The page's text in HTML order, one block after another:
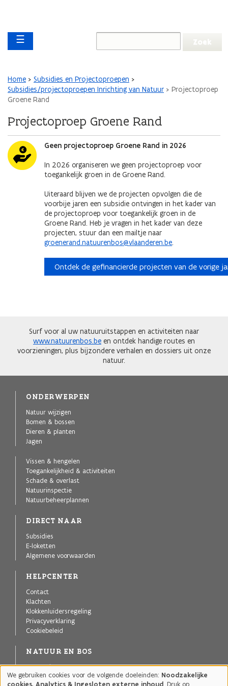
gaan
Main navigation
☰
Kruimelpad
Home
Subsidies en Projectoproepen
Subsidies/projectoproepen Inrichting van Natuur
Projectoproep
Groene Rand
Projectoproep Groene Rand
AfbeeldingGeen projectoproep Groene Rand in 2026
In 2026 organiseren we geen projectoproep voor
toegankelijk groen in de Groene Rand.
Uiteraard blijven we de projecten opvolgen die de
voorbije jaren een subsidie ontvingen in het kader van
de projectoproep voor toegankelijk groen in de
Groene Rand. Heb je vragen in het kader van deze
projecten, stuur dan een mailtje naar
groenerand.natuurenbos@vlaanderen.be.
Ontdek de gefinancierde projecten van de vorige
Surf voor al uw natuuruitstappen en activiteiten naar
www.natuurenbos.be en ontdek handige routes en
voorzieningen, plus bijzondere verhalen en dossiers uit onze
natuur.
ONDERWERPEN
Natuur wijzigen
Bomen & bossen
Dieren & planten
Jagen
Vissen & hengelen
Toegankelijkheid & activiteiten
Schade & overlast
Natuurinspectie
Natuurbeheerplannen
DIRECT NAAR
Subsidies
E-loketten
Algemene voorwaarden
HELPCENTER
Contact
Klachten
Klokkenluidersregeling
Privacyverklaring
Cookiebeleid
NATUUR EN BOS
Agentschap voor Natuur en Bos
Publicaties
Gebruik
We gebruiken cookies voor de volgende doeleinden: Noodzakelijke
cookies, Analytics & Ingesloten externe inhoud . Druk op